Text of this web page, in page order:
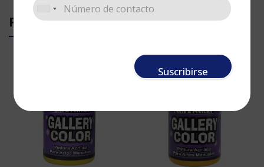
Suscribirse
PRODUCTOS RELACIONADOS